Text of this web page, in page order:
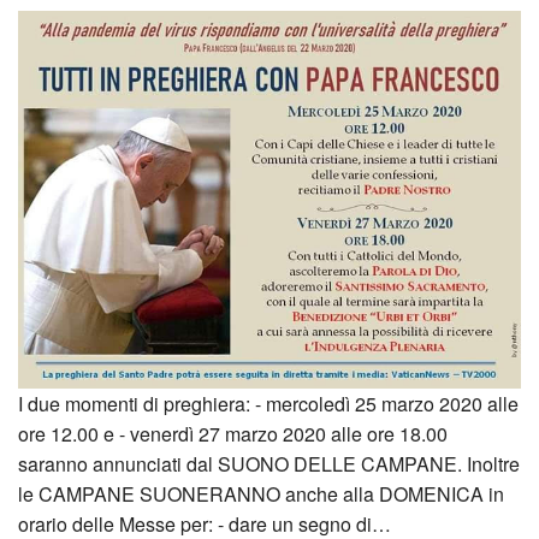
I due momenti di preghiera: - mercoledì 25 marzo 2020 alle
ore 12.00 e - venerdì 27 marzo 2020 alle ore 18.00
saranno annunciati dal SUONO DELLE CAMPANE. Inoltre
le CAMPANE SUONERANNO anche alla DOMENICA in
orario delle Messe per: - dare un segno di…